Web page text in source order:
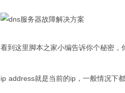
看到这里脚本之家小编告诉你个秘密
ip address就是当前的ip，一般情况下